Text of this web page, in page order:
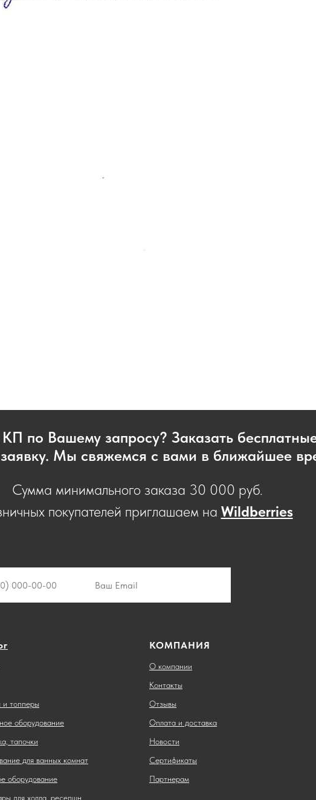
КП по Вашему запросу? Заказать
Мы свяжемся с вами в ближайшее
Сумма минимального заказа 30 000 руб.
покупателей приглашаем на Wildberries
топперы
оборудование
тапочки
для ванных комнат
оборудование
для холла, ресепшн
КОМПАНИЯ
О компании
Контакты
Отзывы
Оплата и доставка
Новости
Сертификаты
Партнерам